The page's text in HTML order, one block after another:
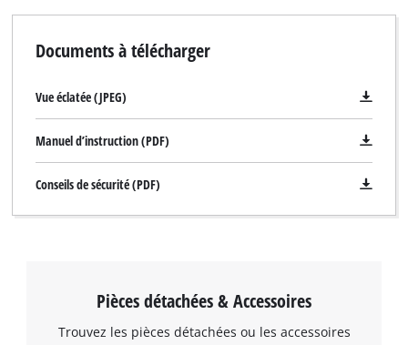
Documents à télécharger
Vue éclatée (JPEG)
Manuel d’instruction (PDF)
Conseils de sécurité (PDF)
Pièces détachées & Accessoires
Trouvez les pièces détachées ou les accessoires